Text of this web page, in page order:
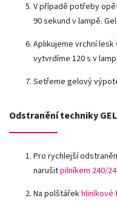
V případě potřeby
90 sekund v lampě.
Aplikujeme vrchní lesk
vytvrdíme 120 s v
Setřeme gelový
Odstranění techniky
Pro rychlejší
narušitpilníkem 240/
Na polštářekhliníkové